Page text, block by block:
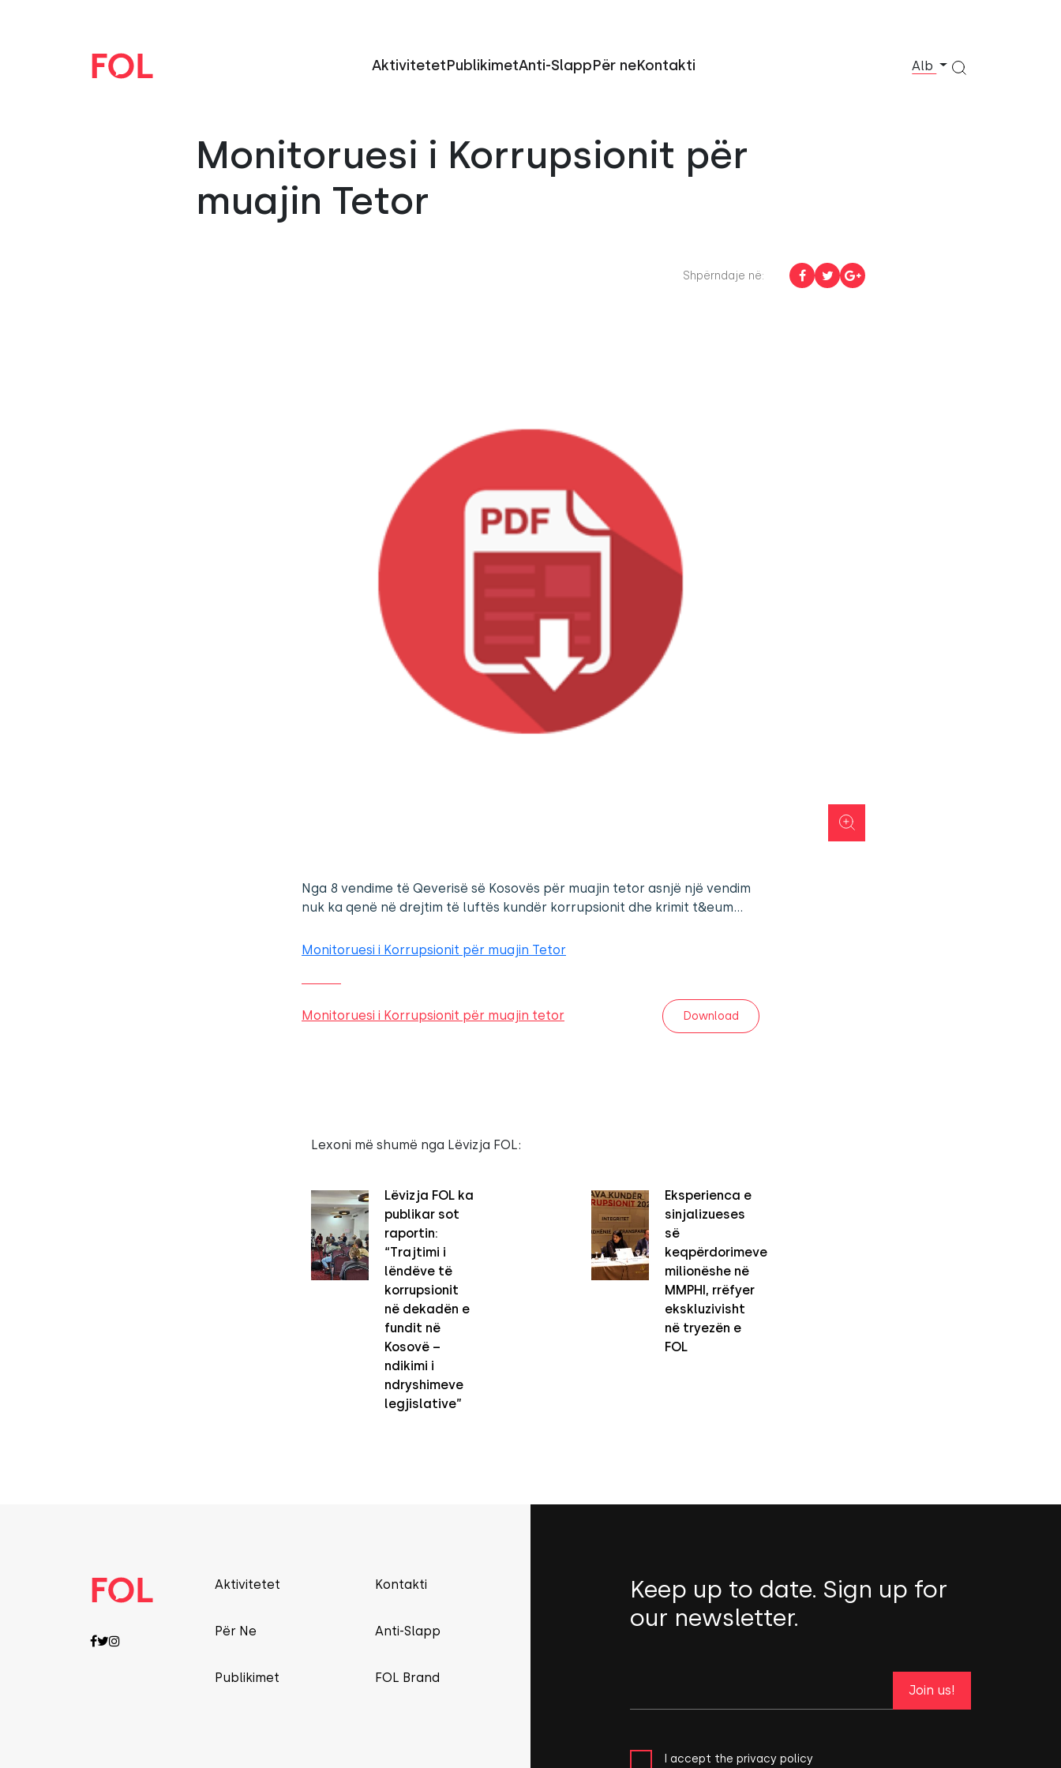
AktivitetetPublikimetAnti-SlappPër neKontakti Alb
Monitoruesi i Korrupsionit për
muajin Tetor
Shpërndaje në:
Nga 8 vendime të Qeverisë së Kosovës për muajin tetor asnjë një vendim
nuk ka qenë në drejtim të luftës kundër korrupsionit dhe krimit t&eum…
Monitoruesi i Korrupsionit për muajin Tetor
Monitoruesi i Korrupsionit për muajin tetor Download
Lexoni më shumë nga Lëvizja FOL:
Lëvizja FOL ka
publikar sot
raportin:
“Trajtimi i
lëndëve të
korrupsionit
në dekadën e
fundit në
Kosovë –
ndikimi i
ndryshimeve
legjislative”
Eksperienca e
sinjalizueses
së
keqpërdorimeve
milionëshe në
MMPHI, rrëfyer
ekskluzivisht
në tryezën e
FOL
Aktivitetet
Për Ne
Publikimet
Kontakti
Anti-Slapp
FOL Brand
Keep up to date. Sign up for
our newsletter.
Join us!
I accept the privacy policy